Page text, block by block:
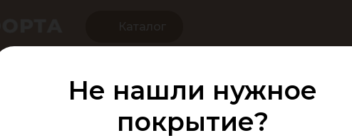
Каталог
Паркет Елка
Дуб Натур
Не нашли нужное
покрытие?